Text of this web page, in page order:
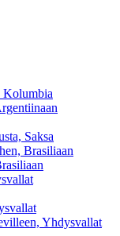
Kolumbia
Saksa
Brasiliaan
Yhdysvallat